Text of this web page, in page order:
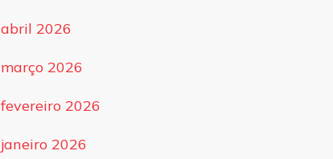
abril 2026
março 2026
fevereiro 2026
janeiro 2026